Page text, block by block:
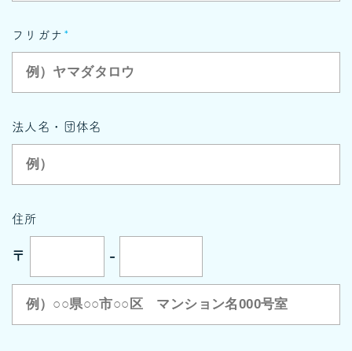
フリガナ *
法人名・団体名
住所
〒 -